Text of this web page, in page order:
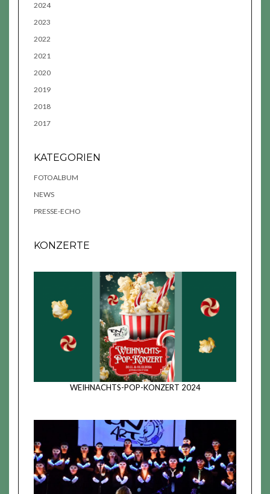
2024
2023
2022
2021
2020
2019
2018
2017
KATEGORIEN
FOTOALBUM
NEWS
PRESSE-ECHO
KONZERTE
WEIHNACHTS-POP-KONZERT 2024